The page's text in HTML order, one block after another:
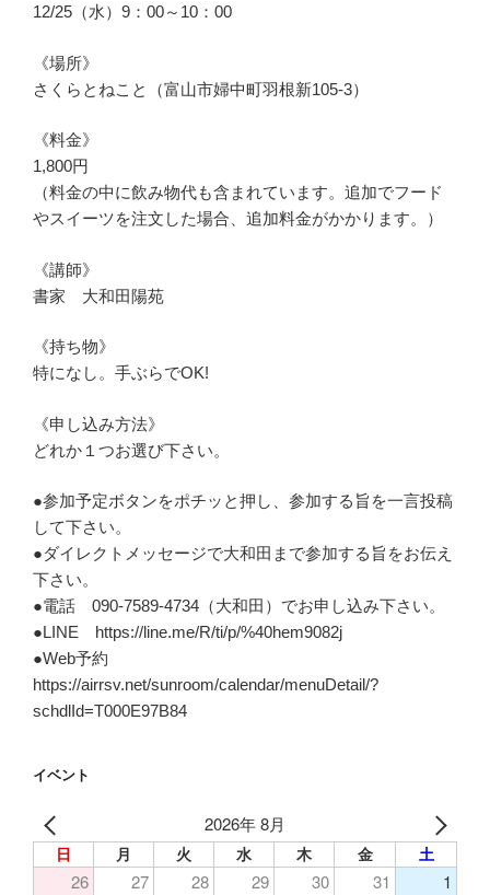
12/25（水）9：00～10：00
《場所》
さくらとねこと（富山市婦中町羽根新105-3）
《料金》
1,800円
（料金の中に飲み物代も含まれています。追加でフード
やスイーツを注文した場合、追加料金がかかります。）
《講師》
書家 大和田陽苑
《持ち物》
特になし。手ぶらでOK!
《申し込み方法》
どれか１つお選び下さい。
●参加予定ボタンをポチッと押し、参加する旨を一言投稿
して下さい。
●ダイレクトメッセージで大和田まで参加する旨をお伝え
下さい。
●電話 090-7589-4734（大和田）でお申し込み下さい。
●LINE https://line.me/R/ti/p/%40hem9082j
●Web予約
https://airrsv.net/sunroom/calendar/menuDetail/?
schdlId=T000E97B84
イベント
2026年 8月
日 月 火 水 木 金 土
26 27 28 29 30 31 1